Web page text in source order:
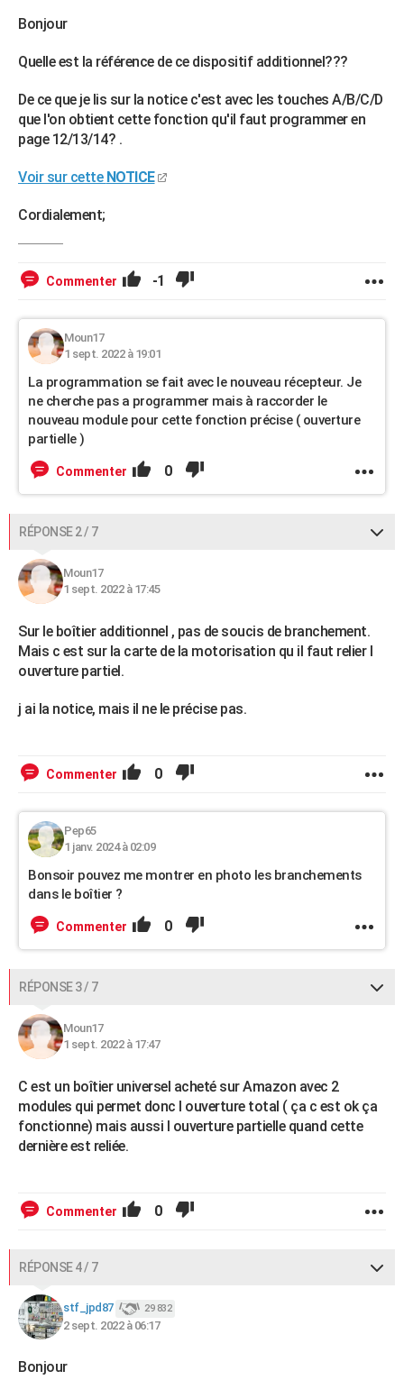
Bonjour
Quelle est la référence de ce dispositif additionnel???
De ce que je lis sur la notice c'est avec les touches A/B/C/D
que l'on obtient cette fonction qu'il faut programmer en
page 12/13/14? .
Voir sur cette NOTICE
Cordialement;
Commenter -1
Moun17
1 sept. 2022 à 19:01
La programmation se fait avec le nouveau récepteur. Je
ne cherche pas a programmer mais à raccorder le
nouveau module pour cette fonction précise ( ouverture
partielle )
Commenter 0
RÉPONSE 2 / 7
Moun17
1 sept. 2022 à 17:45
Sur le boîtier additionnel , pas de soucis de branchement.
Mais c est sur la carte de la motorisation qu il faut relier l
ouverture partiel.
j ai la notice, mais il ne le précise pas.
Commenter 0
Pep65
1 janv. 2024 à 02:09
Bonsoir pouvez me montrer en photo les branchements
dans le boîtier ?
Commenter 0
RÉPONSE 3 / 7
Moun17
1 sept. 2022 à 17:47
C est un boîtier universel acheté sur Amazon avec 2
modules qui permet donc l ouverture total ( ça c est ok ça
fonctionne) mais aussi l ouverture partielle quand cette
dernière est reliée.
Commenter 0
RÉPONSE 4 / 7
stf_jpd87 29 832
2 sept. 2022 à 06:17
Bonjour